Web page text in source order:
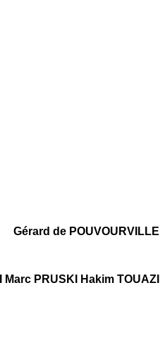
Gérard de POUVOURVILLE
PRUSKI Hakim TOUAZI